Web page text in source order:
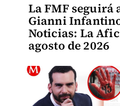
La FMF seguirá
Gianni
Noticias: La
agosto de 2026